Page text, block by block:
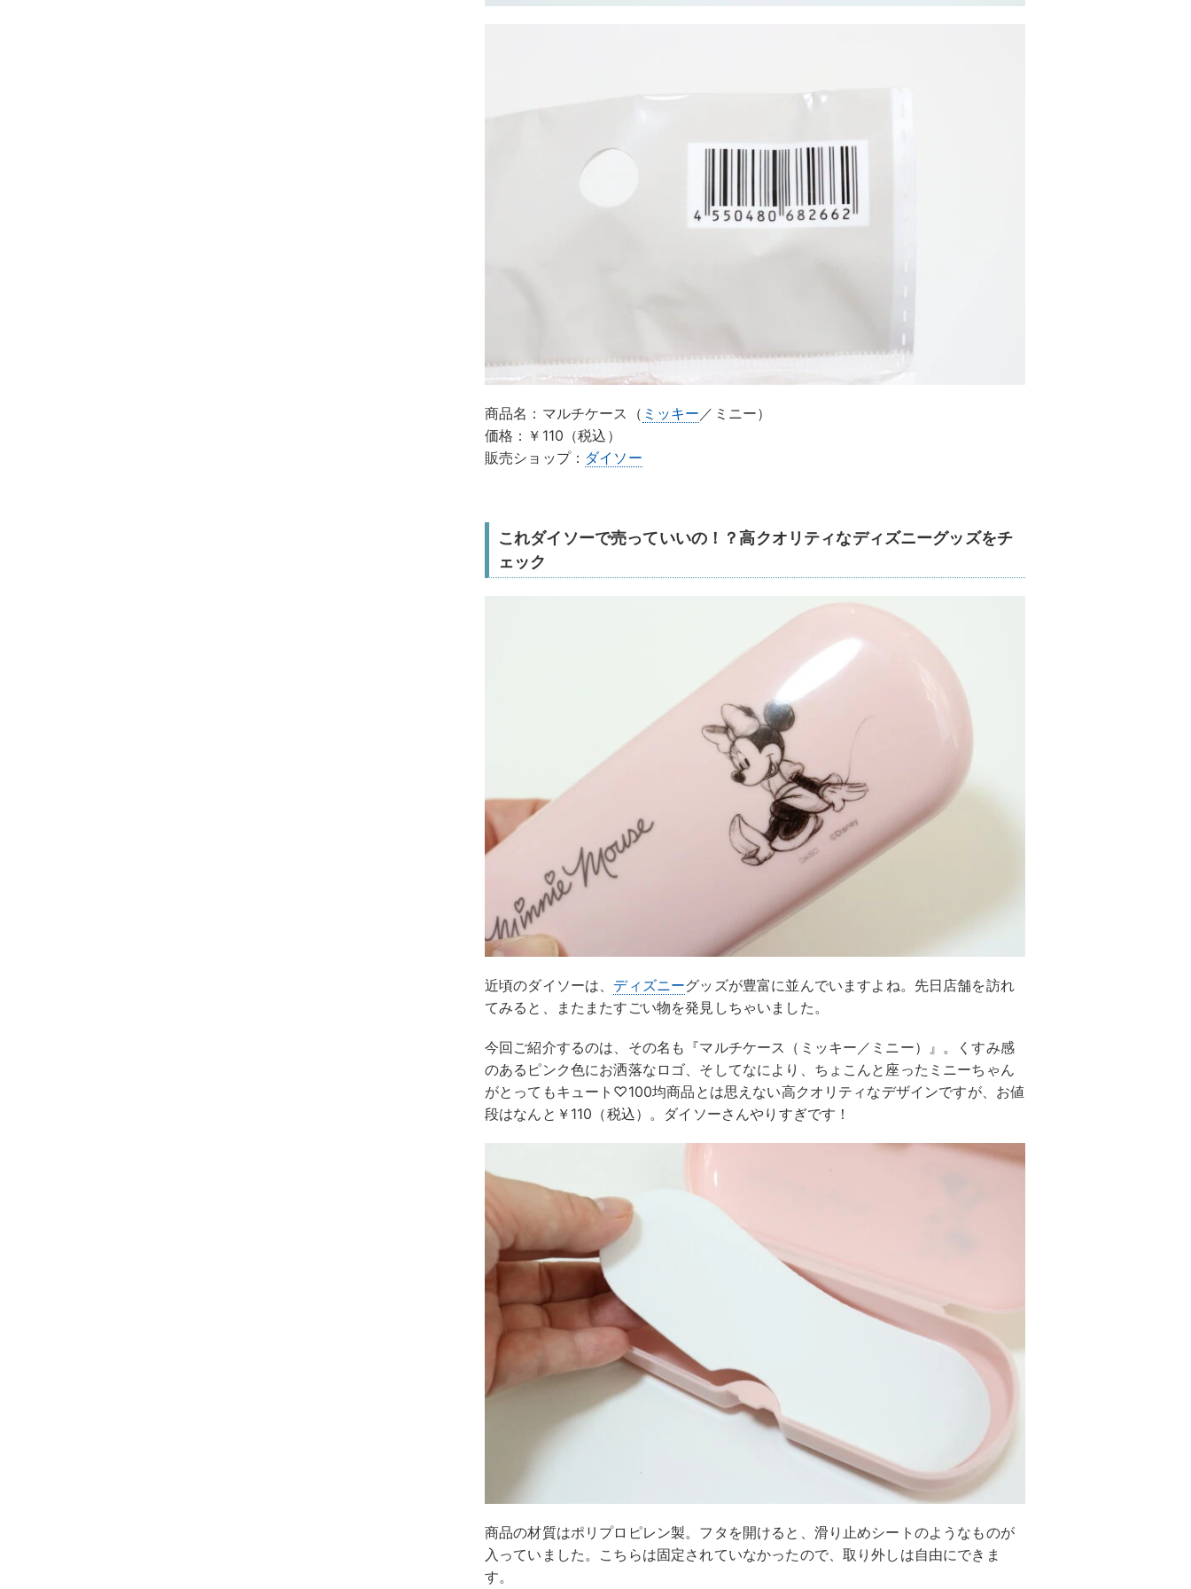
商品名：マルチケース（ ミッキー ／ミニー）
価格：￥110（税込）
販売ショップ： ダイソー
これダイソーで売っていいの！？高クオリティなディズニーグッズをチ
ェック
近頃のダイソーは、 ディズニーグッズが豊富に並んでいますよね。先日店舗を訪れ
てみると、またまたすごい物を発見しちゃいました。
今回ご紹介するのは、その名も『マルチケース（ミッキー／ミニー）』。くすみ感
のあるピンク色にお洒落なロゴ、そしてなにより、ちょこんと座ったミニーちゃん
がとってもキュート♡100均商品とは思えない高クオリティなデザインですが、お値
段はなんと￥110（税込）。ダイソーさんやりすぎです！
商品の材質はポリプロピレン製。フタを開けると、滑り止めシートのようなものが
入っていました。こちらは固定されていなかったので、取り外しは自由にできま
す。